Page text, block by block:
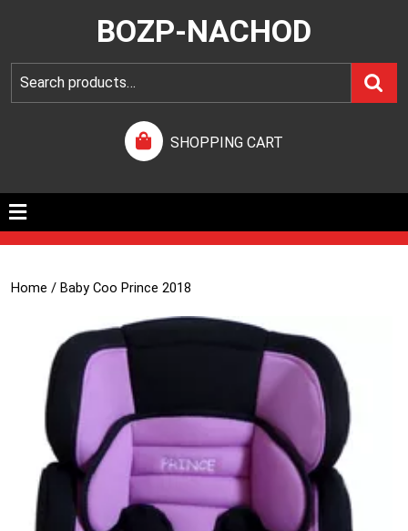
BOZP-NACHOD
SHOPPING CART
Home / Baby Coo Prince 2018